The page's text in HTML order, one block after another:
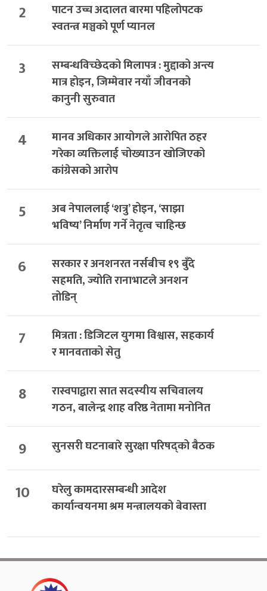
2
पाटन उच्च अदालत बारमा पहिलोपटक
स्वतन्त्र मञ्चको पूर्ण प्यानल
3
सम्बन्धविच्छेदको मिलापत्र : मुद्दाको अन्त्य
मात्र होइन, जिम्मेवार नयाँ जीवनको
कानुनी सुरुवात
4
मानव अधिकार आयोगले आरोपित ठहर
गरेका व्यक्तिलाई चोख्याउन खोजिएको
कांग्रेसको आरोप
5
अब नेपाललाई ‘शत्रु’ होइन, ‘साझा
भविष्य’ निर्माण गर्ने नेतृत्व चाहिन्छ
6
सरकार र अनशनरत नर्सबीच १९ बुँदे
सहमति, ज्योति रानाभाटले अनशन
तोडिन्
7
मित्रता : डिजिटल युगमा विश्वास, सहकार्य
र मानवताको सेतु
8
रास्वपाद्वारा सात सदस्यीय सचिवालय
गठन, बालेन्द्र शाह वरिष्ठ नेतामा मनोनित
9 सुनसरी घटनाबारे सुरक्षा परिषद्को बैठक
10
घरेलु कामदारसम्बन्धी आदेश
कार्यान्वयनमा श्रम मन्त्रालयको बेवास्ता